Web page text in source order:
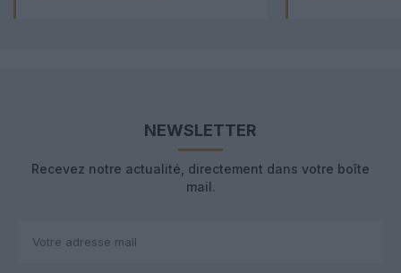
NEWSLETTER
Recevez notre actualité, directement dans votre boîte
mail.